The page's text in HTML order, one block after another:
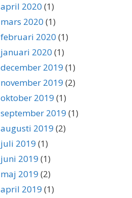
april 2020 (1)
mars 2020 (1)
februari 2020 (1)
januari 2020 (1)
december 2019 (1)
november 2019 (2)
oktober 2019 (1)
september 2019 (1)
augusti 2019 (2)
juli 2019 (1)
juni 2019 (1)
maj 2019 (2)
april 2019 (1)